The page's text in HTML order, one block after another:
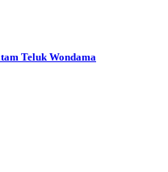
Teluk Wondama